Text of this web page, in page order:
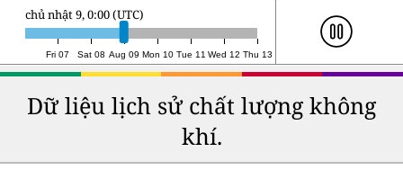
Fri 07 Sat 08 Aug 09 Mon 10 Tue 11 Wed 12 Thu 13
chủ nhật 9, 21:00 (UTC)
Dữ liệu lịch sử chất lượng không
khí.